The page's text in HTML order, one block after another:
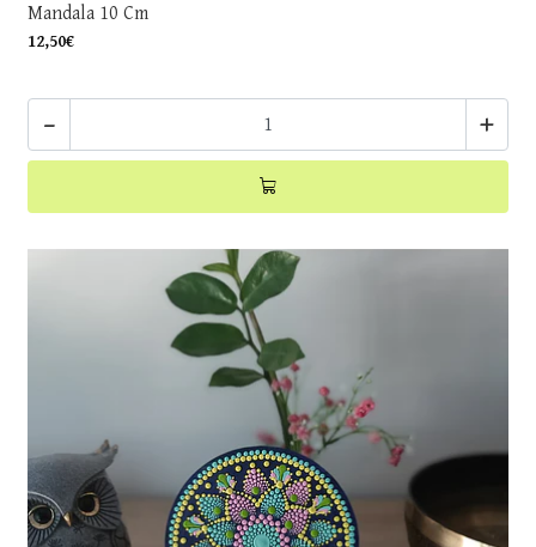
Mandala 10 Cm
12,50€
- +